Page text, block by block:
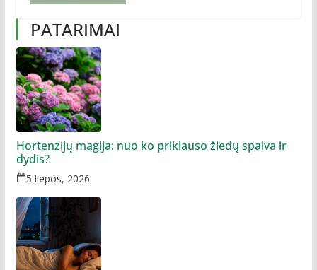
PATARIMAI
Hortenzijų magija: nuo ko priklauso žiedų spalva ir
dydis?
5 liepos, 2026